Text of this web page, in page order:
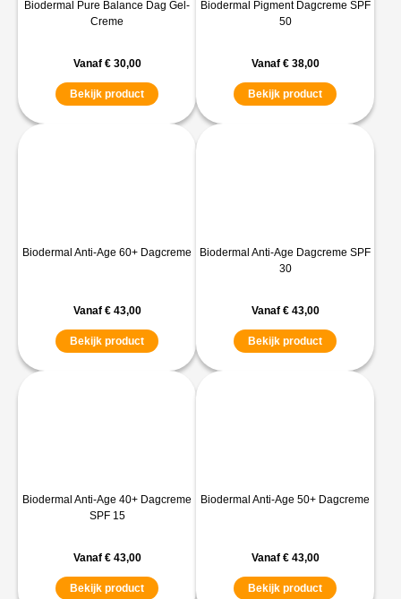
Biodermal Pure Balance Dag Gel-
Creme
Vanaf €30,00
Bekijk product
Biodermal Pigment Dagcreme SPF
50
Vanaf €38,00
Bekijk product
Biodermal Anti-Age 60+ Dagcreme
Vanaf €43,00
Bekijk product
Biodermal Anti-Age Dagcreme SPF
30
Vanaf €43,00
Bekijk product
Biodermal Anti-Age 40+ Dagcreme
SPF 15
Vanaf €43,00
Bekijk product
Biodermal Anti-Age 50+ Dagcreme
Vanaf €43,00
Bekijk product